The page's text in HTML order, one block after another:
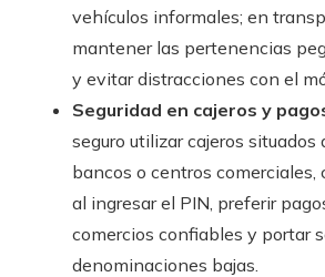
vehículos informales; en
mantener las pertenencias
y evitar distracciones con el
Seguridad en cajeros y
seguro utilizar cajeros situados
bancos o centros comerciales,
al ingresar el PIN, preferir
comercios confiables y portar
denominaciones bajas.